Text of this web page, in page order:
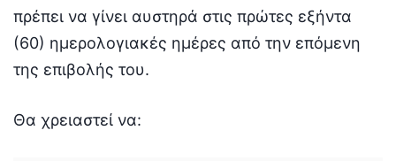
πρέπει να γίνει αυστηρά στις πρώτες εξήντα
(60) ημερολογιακές ημέρες από την επόμενη
της επιβολής του.
Θα χρειαστεί να: